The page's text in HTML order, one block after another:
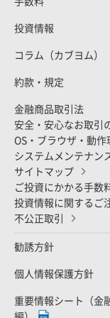
投資情報
コラム（カブヨム）
約款・規定
金融商品取引法
安全・安心なお取引
OS・ブラウザ・動作
システムメンテナン
サイトマップ
ご投資にかかる手数
投資情報に関するご
不公正取引
勧誘方針
個人情報保護方針
重要情報シート（金